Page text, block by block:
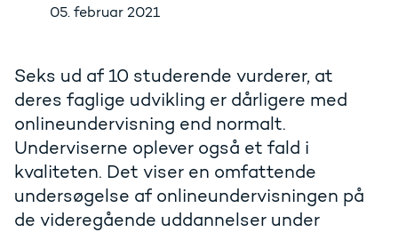
05. februar 2021
Seks ud af 10 studerende vurderer, at
deres faglige udvikling er dårligere med
onlineundervisning end normalt.
Underviserne oplever også et fald i
kvaliteten. Det viser en omfattende
undersøgelse af onlineundervisningen på
de videregående uddannelser under